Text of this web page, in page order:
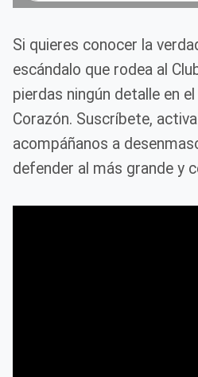
Si quieres conocer la
escándalo que rodea al
pierdas ningún detalle en
Corazón. Suscríbete,
acompáñanos a
defender al más grande y